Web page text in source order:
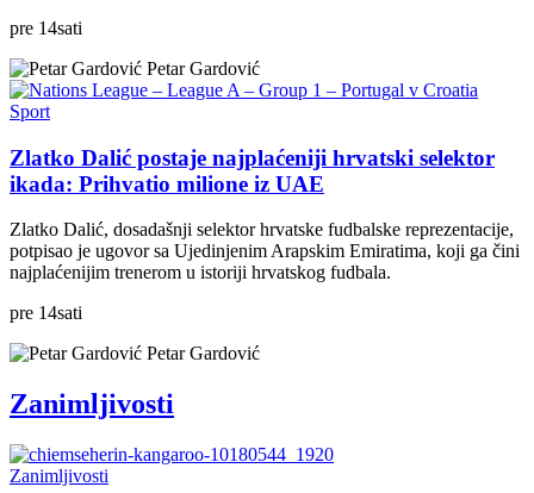
pre 14sati
Petar Gardović
Sport
Zlatko Dalić postaje najplaćeniji hrvatski selektor
ikada: Prihvatio milione iz UAE
Zlatko Dalić, dosadašnji selektor hrvatske fudbalske reprezentacije,
potpisao je ugovor sa Ujedinjenim Arapskim Emiratima, koji ga čini
najplaćenijim trenerom u istoriji hrvatskog fudbala.
pre 14sati
Petar Gardović
Zanimljivosti
Zanimljivosti